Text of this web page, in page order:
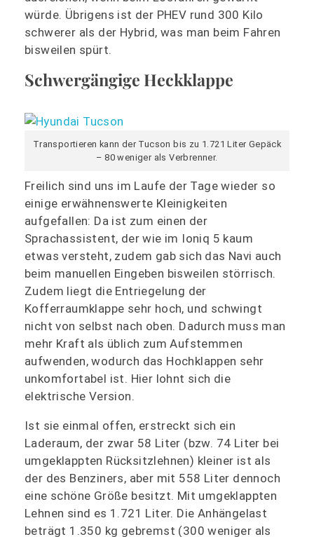
würde. Übrigens ist der PHEV rund 300 Kilo
schwerer als der Hybrid, was man beim Fahren
bisweilen spürt.
Schwergängige Heckklappe
Transportieren kann der Tucson bis zu 1.721 Liter Gepäck
– 80 weniger als Verbrenner.
Freilich sind uns im Laufe der Tage wieder so
einige erwähnenswerte Kleinigkeiten
aufgefallen: Da ist zum einen der
Sprachassistent, der wie im Ioniq 5 kaum
etwas versteht, zudem gab sich das Navi auch
beim manuellen Eingeben bisweilen störrisch.
Zudem liegt die Entriegelung der
Kofferraumklappe sehr hoch, und schwingt
nicht von selbst nach oben. Dadurch muss man
mehr Kraft als üblich zum Aufstemmen
aufwenden, wodurch das Hochklappen sehr
unkomfortabel ist. Hier lohnt sich die
elektrische Version.
Ist sie einmal offen, erstreckt sich ein
Laderaum, der zwar 58 Liter (bzw. 74 Liter bei
umgeklappten Rücksitzlehnen) kleiner ist als
der des Benziners, aber mit 558 Liter dennoch
eine schöne Größe besitzt. Mit umgeklappten
Lehnen sind es 1.721 Liter. Die Anhängelast
beträgt 1.350 kg gebremst (300 weniger als